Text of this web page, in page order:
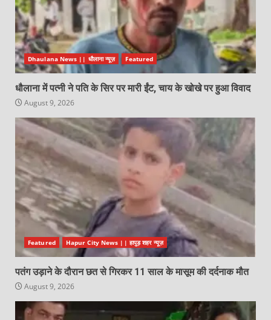
Dhaulana News || धौलाना न्यूज़ Featured
धौलाना में पत्नी ने पति के सिर पर मारी ईंट, चाय के खोखे पर हुआ विवाद
August 9, 2026
Featured Hapur City News || हापुड़ शहर न्यूज़
पतंग उड़ाने के दौरान छत से गिरकर 11 साल के मासूम की दर्दनाक मौत
August 9, 2026